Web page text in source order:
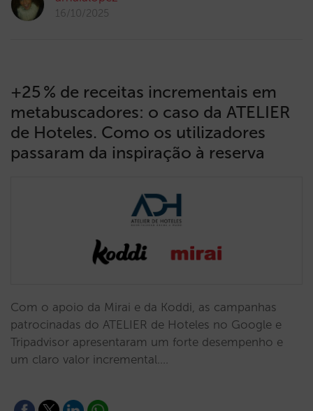
16/10/2025
+25 % de receitas incrementais em
metabuscadores: o caso da ATELIER
de Hoteles. Como os utilizadores
passaram da inspiração à reserva
Com o apoio da Mirai e da Koddi, as campanhas
patrocinadas do ATELIER de Hoteles no Google e
Tripadvisor apresentaram um forte desempenho e
um claro valor incremental.…